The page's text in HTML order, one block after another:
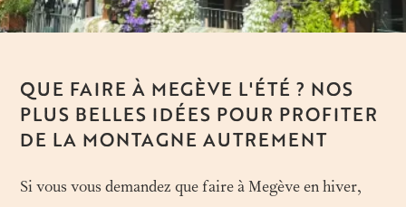
QUE FAIRE À MEGÈVE L'ÉTÉ ? NOS
PLUS BELLES IDÉES POUR PROFITER
DE LA MONTAGNE AUTREMENT
Si vous vous demandezque faire à Megève en hiver,